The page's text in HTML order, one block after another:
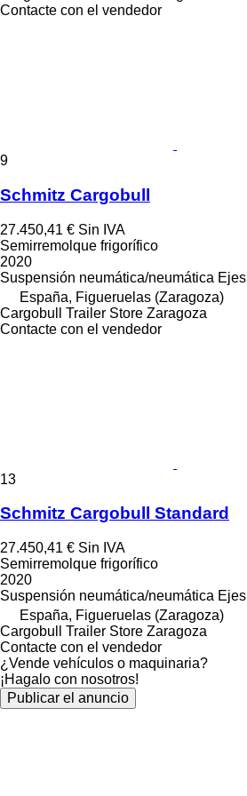
Contacte con el vendedor
9
Schmitz Cargobull
27.450,41 € Sin IVA
Semirremolque frigorífico
2020
Suspensión neumática/neumática Ejes
España, Figueruelas (Zaragoza)
Cargobull Trailer Store Zaragoza
Contacte con el vendedor
13
Schmitz Cargobull Standard
27.450,41 € Sin IVA
Semirremolque frigorífico
2020
Suspensión neumática/neumática Ejes
España, Figueruelas (Zaragoza)
Cargobull Trailer Store Zaragoza
Contacte con el vendedor
¿Vende vehículos o maquinaria?
¡Hagalo con nosotros!
Publicar el anuncio